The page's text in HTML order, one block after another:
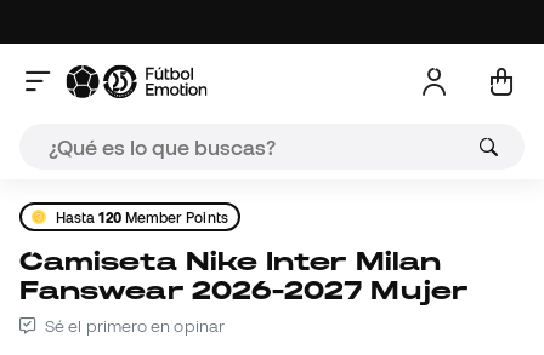
Hasta120Member Points
Camiseta Nike Inter Milan
Fanswear 2026-2027 Mujer
Sé el primero en opinar